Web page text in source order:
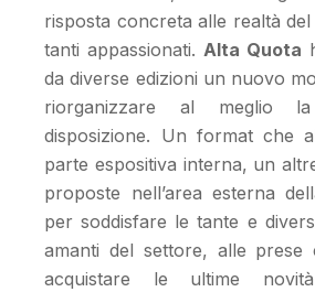
risposta concreta alle realtà
tanti appassionati.Alta Quota
da diverse edizioni un nuovo
riorganizzare al meglio
disposizione. Un format che
parte espositiva interna, un
proposte nell’area esterna
per soddisfare le tante e
amanti del settore, alle
acquistare le ultime